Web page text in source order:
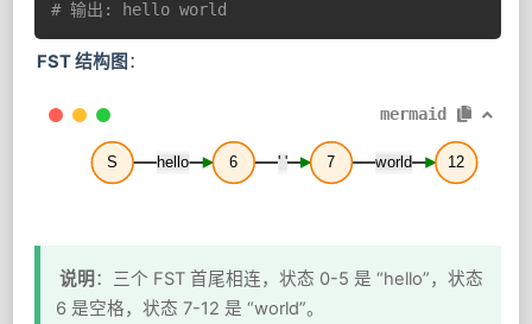
# 输出: hello world
FST 结构图 ：
mermaid
hello ' ' world
S 6 7 12
说明 ：三个 FST 首尾相连，状态 0-5 是 “hello”，状态
6 是空格，状态 7-12 是 “world”。